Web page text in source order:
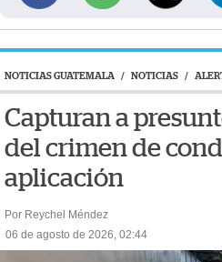
NOTICIAS GUATEMALA / NOTICIAS /
Capturan a
del crimen de
aplicación
Por Reychel Méndez
06 de agosto de 2026, 02:44